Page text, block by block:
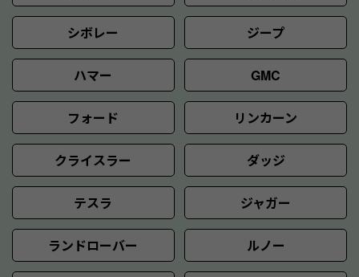
シボレー ジープ
ハマー GMC
フォード リンカーン
クライスラー ダッジ
テスラ ジャガー
ランドローバー ルノー